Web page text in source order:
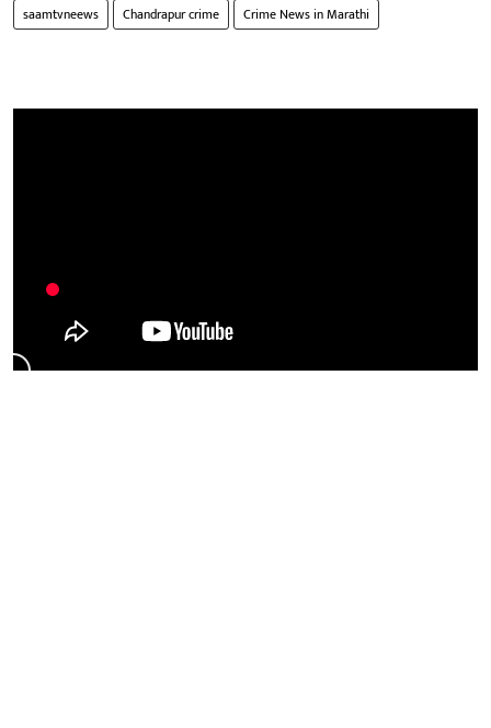
saamtvneews Chandrapur crime Crime News in Marathi